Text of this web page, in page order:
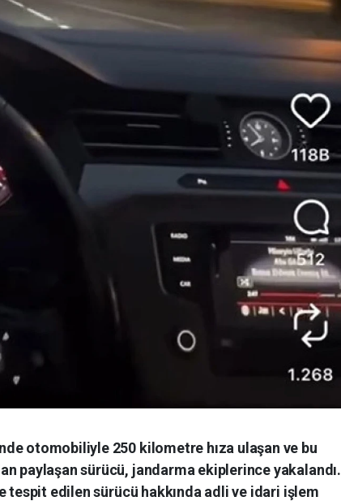
otomobiliyle 250 kilometre hıza ulaşan ve bu
paylaşan sürücü, jandarma ekiplerince yakalandı.
edilen sürücü hakkında adli ve idari işlem